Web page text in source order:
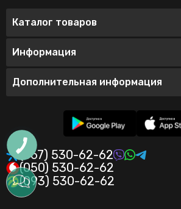
Каталог товаров
Информация
Дополнительная информация
(067) 530-62-62
(050) 530-62-62
(093) 530-62-62